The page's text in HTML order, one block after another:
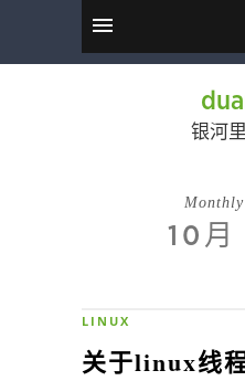
银河
10月
LINUX
关于linux线